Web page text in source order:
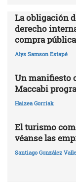
La obligación
derecho
compra pública
Alys Samson Estapé
Un manifiesto
Maccabi
Haizea Gorriak
El turismo
véanse las
Santiago González